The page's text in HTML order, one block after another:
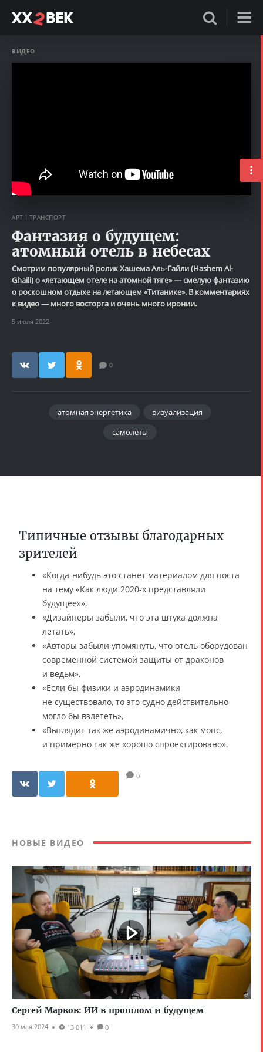
ВИДЕО
АРТ ТРАНСПОРТ
Фантазия о будущем:
атомный отель в небесах
Смотрим популярный ролик Хашема Аль-Гайли (Hashem Al-
Ghaili) о «летающем отеле на атомной тяге» — смелую фантазию
о роскошном отдыхе на летающем «Титанике». В комментариях
к видео — много восторга и очень много иронии.
5 июля 2022
0
атомная энергетика
визуализация
самолёты
Типичные отзывы благодарных
зрителей
«Когда-нибудь это станет материалом для поста
на тему «Как люди 2020-х представляли
будущее»»,
«Дизайнеры забыли, что эта штука должна
летать»,
«Авторы забыли упомянуть, что отель оборудован
современной системой защиты от драконов
и ведьм»,
«Если бы физики и аэродинамики
не существовало, то это судно действительно
могло бы взлететь»,
«Выглядит так же аэродинамично, как мопс,
и примерно так же хорошо спроектировано».
0
НОВЫЕ ВИДЕО
Сергей Марков: ИИ в прошлом и будущем
30 мая 2024 13 011 0